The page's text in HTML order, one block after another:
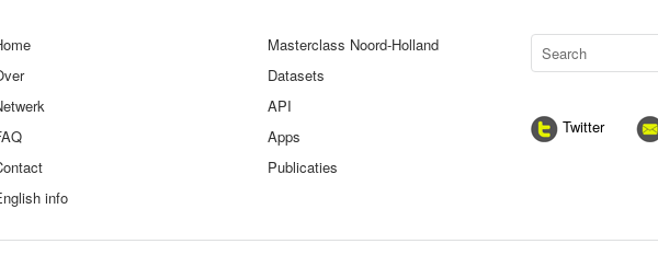
info
Masterclass Noord-Holland
Datasets
API
Apps
Publicaties
Twitter